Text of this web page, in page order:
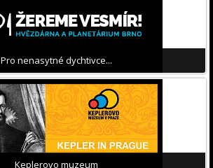
Pro nenasytné dychtivce...
Keplerovo muzeum